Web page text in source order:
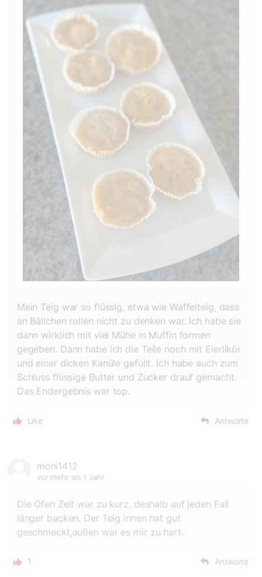
Mein Teig war so flüssig, etwa wie Waffelteig, dass
an Bällchen rollen nicht zu denken war. Ich habe sie
dann wirklich mit viel Mühe in Muffin formen
gegeben. Dann habe ich die Teile noch mit Eierlikör
und einer dicken Kanüle gefüllt. Ich habe auch zum
Schluss flüssige Butter und Zucker drauf gemacht.
Das Endergebnis war top.
Like Antworte
moni1412
vor mehr als 1 Jahr
Die Ofen Zeit war zu kurz, deshalb auf jeden Fall
länger backen. Der Teig innen hat gut
geschmeckt,außen war es mir zu hart.
1 Antworte